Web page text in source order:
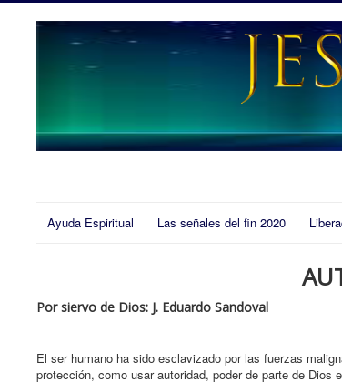
Ayuda Espiritual Las señales del fin 2020
Por siervo de Dios: J. Eduardo Sandoval
El ser humano ha sido esclavizado por las fuerzas
protección, como usar autoridad, poder de parte de